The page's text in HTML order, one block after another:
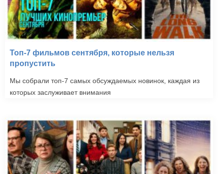
Топ-7 фильмов сентября, которые нельзя
пропустить
Мы собрали топ-7 самых обсуждаемых новинок, каждая из
которых заслуживает внимания